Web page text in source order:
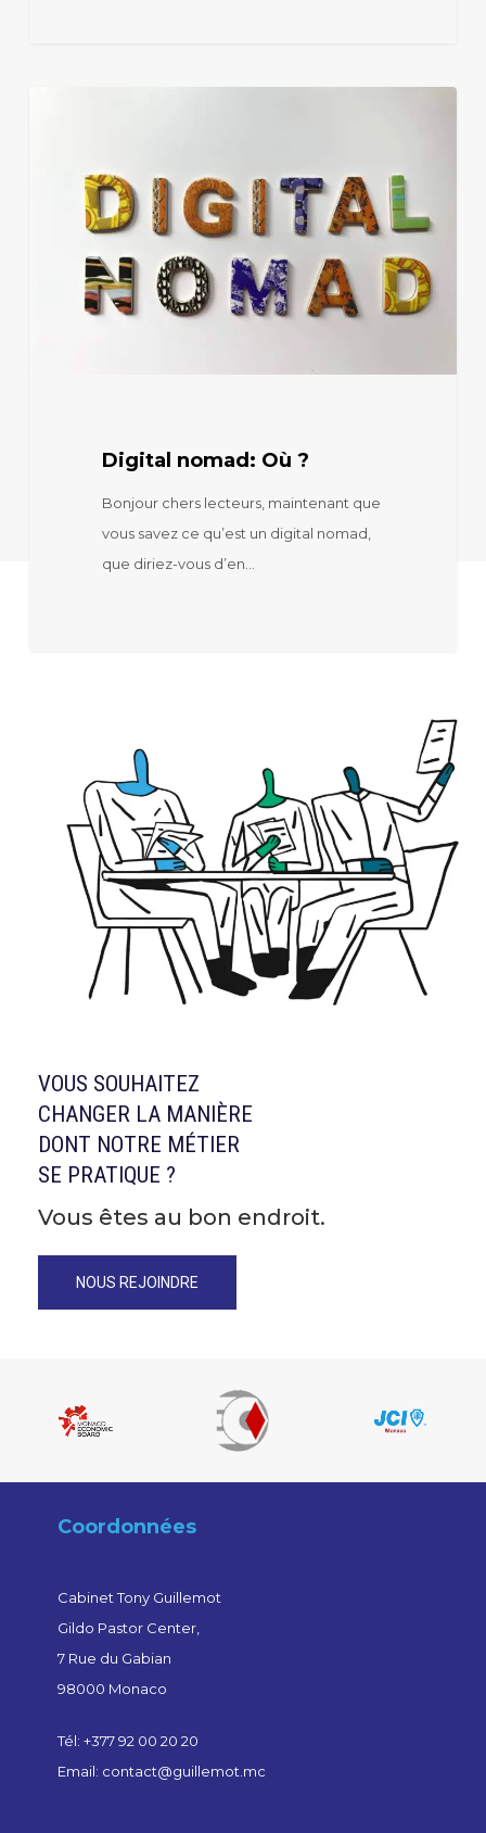
Digital nomad: Où ?
Bonjour chers lecteurs, maintenant que
vous savez ce qu’est un digital nomad,
que diriez-vous d’en…
VOUS SOUHAITEZ
CHANGER LA MANIÈRE
DONT NOTRE MÉTIER
SE PRATIQUE ?
Vous êtes au bon endroit.
NOUS REJOINDRE
Coordonnées
Cabinet Tony Guillemot
Gildo Pastor Center,
7 Rue du Gabian
98000 Monaco
Tél: +377 92 00 20 20
Email: contact@guillemot.mc